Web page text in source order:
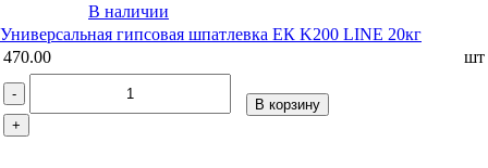
В наличии
Универсальная гипсовая шпатлевка ЕК K200 LINE 20кг
470.00
шт
-
+
В корзину